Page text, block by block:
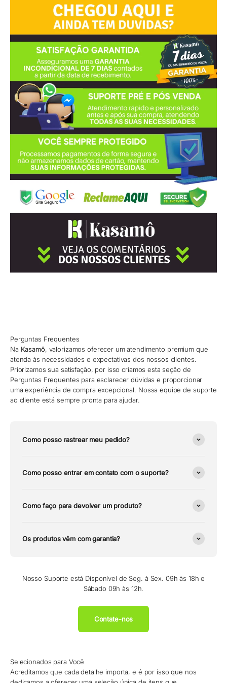
Perguntas Frequentes
Na Kasamô, valorizamos oferecer um atendimento premium que
atenda às necessidades e expectativas dos nossos clientes.
Priorizamos sua satisfação, por isso criamos esta seção de
Perguntas Frequentes para esclarecer dúvidas e proporcionar
uma experiência de compra excepcional. Nossa equipe de suporte
ao cliente está sempre pronta para ajudar.
Como posso rastrear meu pedido?
Como posso entrar em contato com o suporte?
Como faço para devolver um produto?
Os produtos vêm com garantia?
Nosso Suporte está Disponível de Seg. à Sex. 09h às 18h e
Sábado 09h às 12h.
Contate-nos
Selecionados para Você
Acreditamos que cada detalhe importa, e é por isso que nos